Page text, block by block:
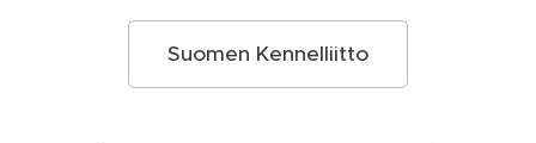
Suomen Kennelliitto